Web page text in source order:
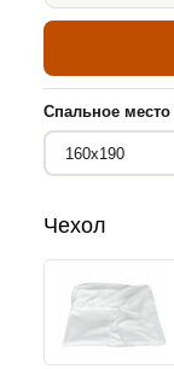
Спальное место
Чехол